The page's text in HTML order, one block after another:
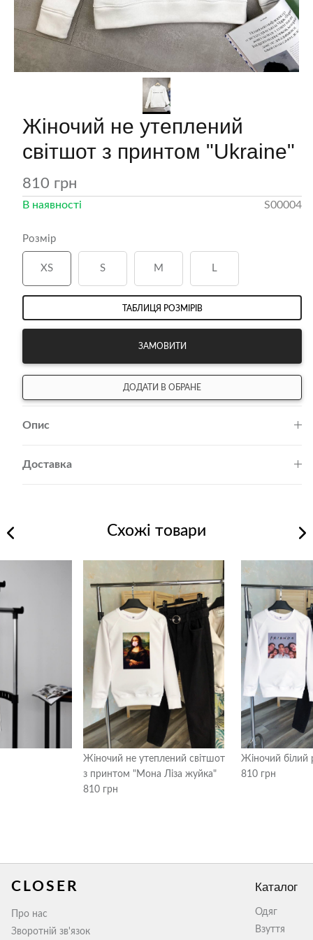
Чоловіча класична біла
сорочка
Жіночий не утеплений
світшот з принтом "Ukraine"
810 грн
В наявності S00004
Розмір
XS S M L
ТАБЛИЦЯ РОЗМІРІВ
ЗАМОВИТИ
ДОДАТИ В ОБРАНЕ
Опис
Доставка
Схожі товари
Жіночий не утеплений світшот
з принтом "Мона Ліза жуйка"
810 грн
Жіночий білий
810 грн
CLOSER
Про нас
Зворотній зв'язок
Каталог
Одяг
Взуття